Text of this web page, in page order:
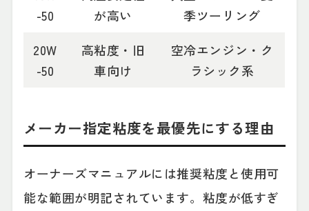
-50
が高い
季ツーリング
20W
-50
高粘度・旧
車向け
空冷エンジン・ク
ラシック系
メーカー指定粘度を最優先にする理由
オーナーズマニュアルには推奨粘度と使用可
能な範囲が明記されています。粘度が低すぎ